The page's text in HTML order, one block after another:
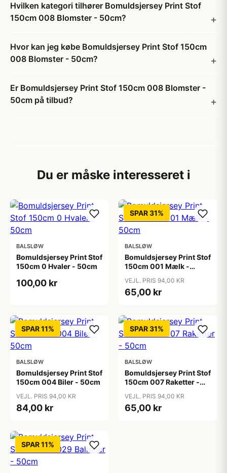
Hvilken kategori tilhører Bomuldsjersey Print Stof
150cm 008 Blomster - 50cm?
Hvor kan jeg købe Bomuldsjersey Print Stof 150cm
008 Blomster - 50cm?
Er Bomuldsjersey Print Stof 150cm 008 Blomster -
50cm på tilbud?
Du er måske interesseret i
BALSLØW
Bomuldsjersey Print Stof
150cm 0 Hvaler - 50cm
100,00 kr
SPAR 31%
BALSLØW
Bomuldsjersey Print Stof
150cm 001 Mælk -
VEJL. PRIS 94,00 KR
65,00 kr
SPAR 11%
BALSLØW
Bomuldsjersey Print Stof
150cm 004 Biler - 50cm
VEJL. PRIS 94,00 KR
84,00 kr
SPAR 31%
BALSLØW
Bomuldsjersey Print Stof
150cm 007 Raketter -
VEJL. PRIS 94,00 KR
65,00 kr
SPAR 11%